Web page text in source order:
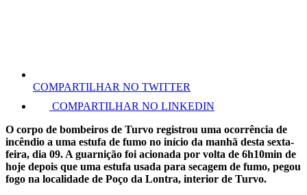
COMPARTILHAR NO TWITTER
COMPARTILHAR NO LINKEDIN
O corpo de bombeiros de Turvo registrou uma ocorrência de
incêndio a uma estufa de fumo no início da manhã desta sexta-
feira, dia 09. A guarnição foi acionada por volta de 6h10min de
hoje depois que uma estufa usada para secagem de fumo, pegou
fogo na localidade de Poço da Lontra, interior de Turvo.